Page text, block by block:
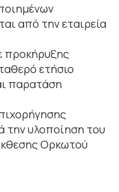
από την εταιρεία
προκήρυξης
ετήσιο
παρατάση
την υλοποίηση του
Ορκωτού